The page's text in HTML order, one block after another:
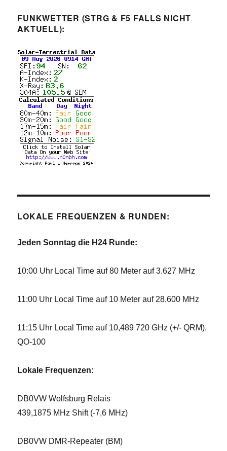
FUNKWETTER (STRG & F5 FALLS NICHT
AKTUELL):
LOKALE FREQUENZEN & RUNDEN:
Jeden Sonntag die H24 Runde:
10:00 Uhr Local Time auf 80 Meter auf 3.627 MHz
11:00 Uhr Local Time auf 10 Meter auf 28.600 MHz
11:15 Uhr Local Time auf 10,489 720 GHz (+/- QRM),
QO-100
Lokale Frequenzen:
DB0VW Wolfsburg Relais
439,1875 MHz Shift (-7,6 MHz)
DB0VW DMR-Repeater (BM)